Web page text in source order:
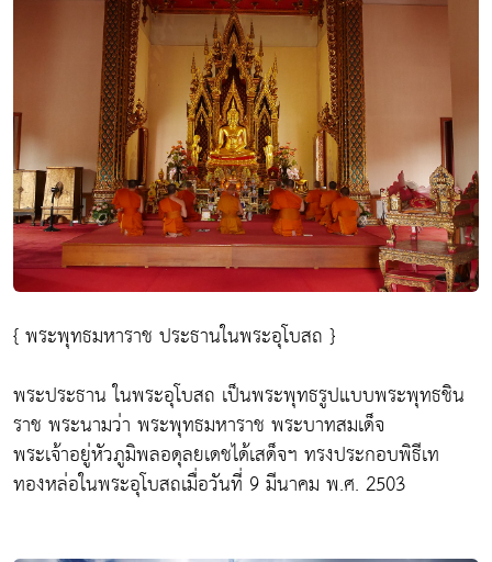
{ พระพุทธมหาราช ประธานในพระอุโบสถ }
พระประธาน ในพระอุโบสถ เป็นพระพุทธรูปแบบพระพุทธชิน
ราช พระนามว่า พระพุทธมหาราช พระบาทสมเด็จ
พระเจ้าอยู่หัวภูมิพลอดุลยเดชได้เสด็จฯ ทรงประกอบพิธีเท
ทองหล่อในพระอุโบสถเมื่อวันที่ 9 มีนาคม พ.ศ. 2503